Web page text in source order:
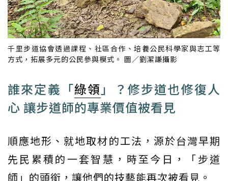
千里步道協會透過課程、社區合作、培養公民科學家與志工等
方式，拓展多元的公民參與模式。 圖／劉潔謙攝影
誰來定義「綠領 」？修步道也修復人
心 讓步道師的專業價值被看見
順應地形、就地取材的工法，源於台灣早期
先民累積的一套智慧，時至今日，「步道
師」的頭銜，讓他們的技藝能再次被看見。